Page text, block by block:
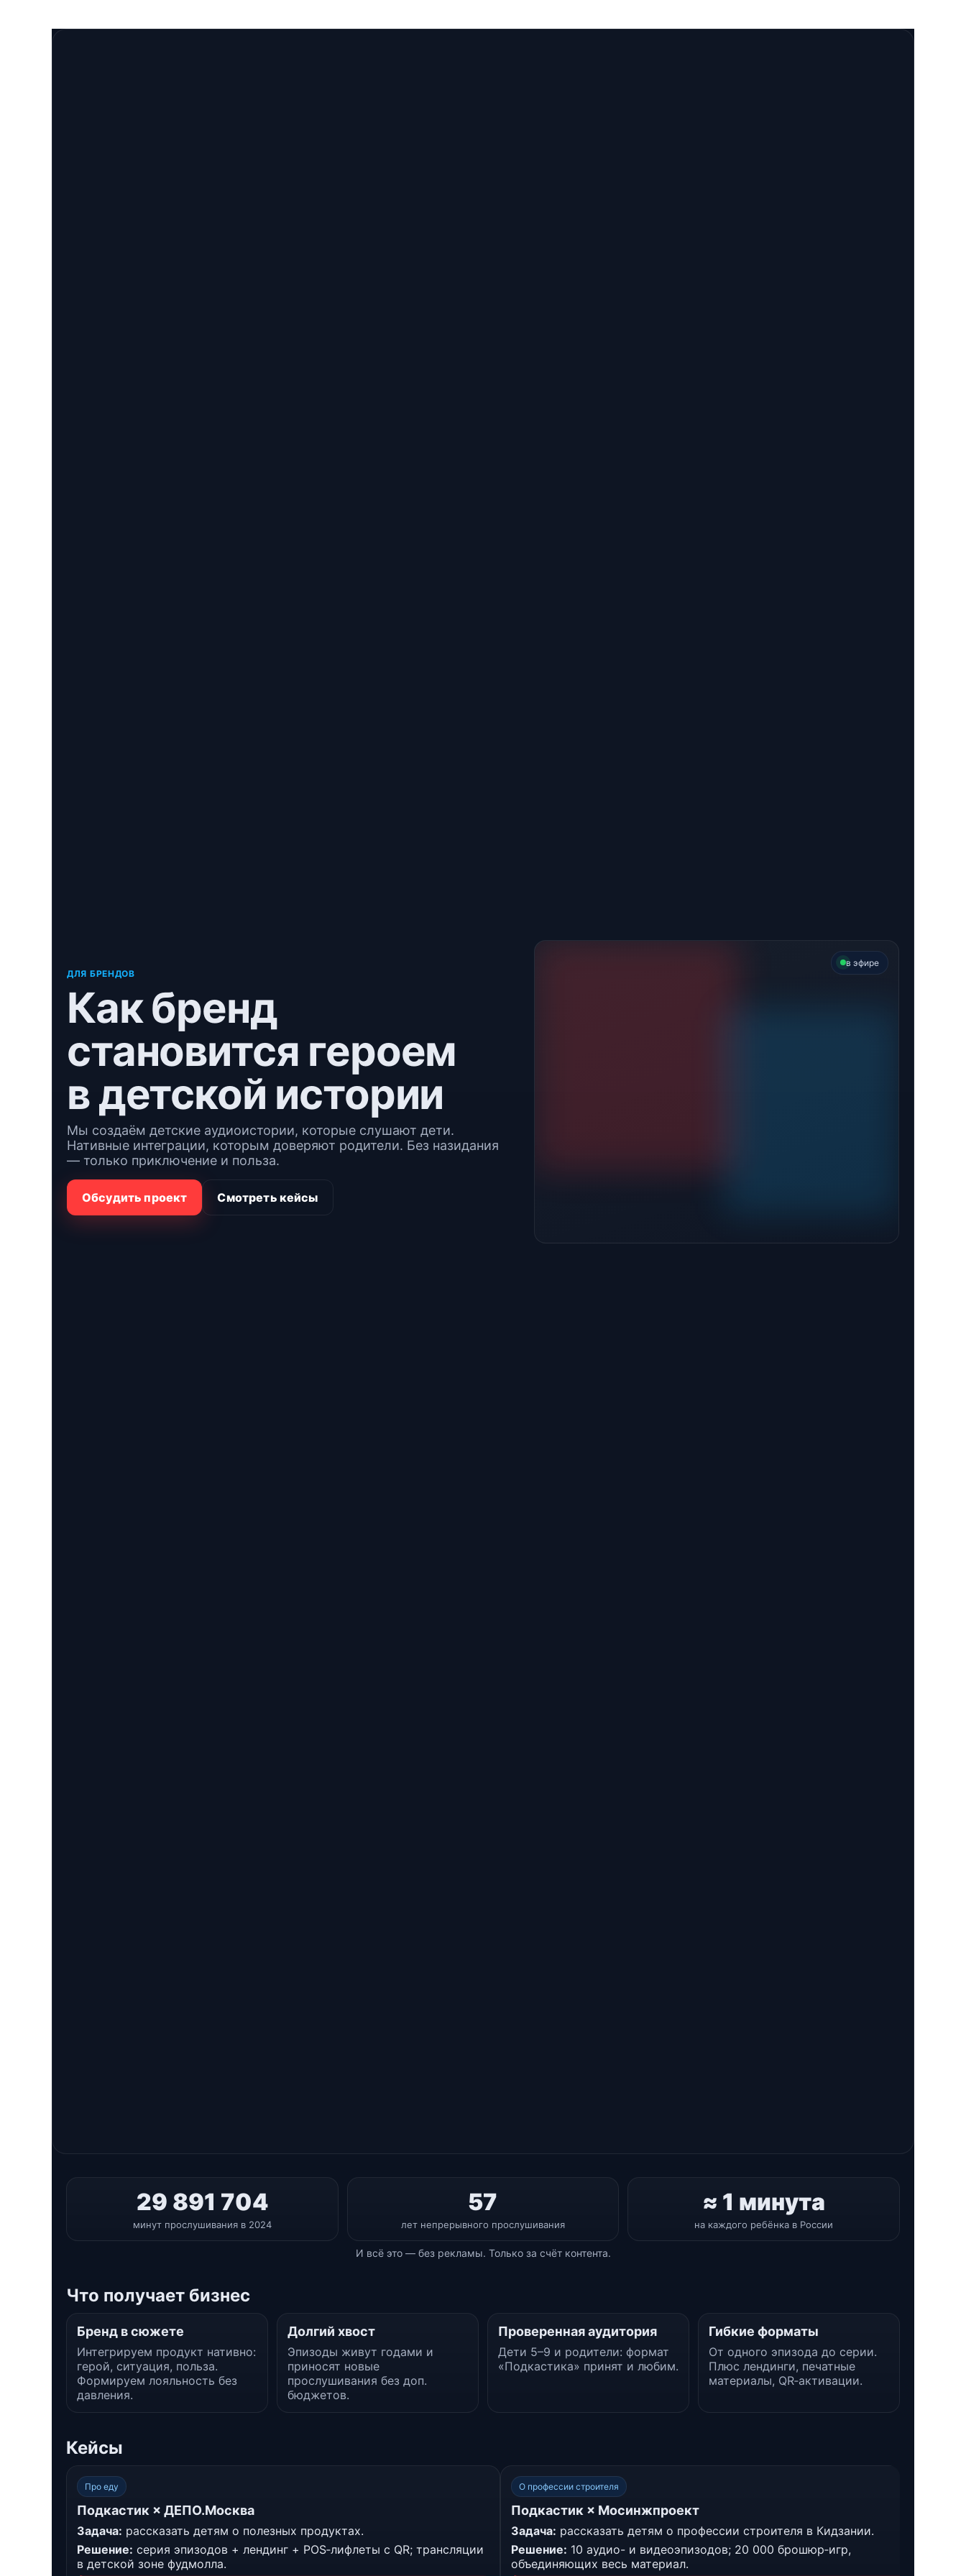
ДЛЯ БРЕНДОВ
Как бренд
становится героем
в детской истории
Мы создаём детские аудиоистории, которые слушают дети.
Нативные интеграции, которым доверяют родители. Без назидания
— только приключение и польза.
Обсудить проект Смотреть кейсы
в эфире
29 891 704
минут прослушивания в 2024
57
лет непрерывного прослушивания
≈ 1 минута
на каждого ребёнка в России
И всё это — без рекламы. Только за счёт контента.
Что получает бизнес
Бренд в сюжете
Интегрируем продукт нативно:
герой, ситуация, польза.
Формируем лояльность без
давления.
Долгий хвост
Эпизоды живут годами и
приносят новые
прослушивания без доп.
бюджетов.
Проверенная аудитория
Дети 5–9 и родители: формат
«Подкастика» принят и любим.
Гибкие форматы
От одного эпизода до серии.
Плюс лендинги, печатные
материалы, QR‑активации.
Кейсы
Про еду
Подкастик × ДЕПО.Москва
Задача: рассказать детям о полезных продуктах.
Решение: серия эпизодов + лендинг + POS‑лифлеты с QR; трансляции
в детской зоне фудмолла.
О профессии строителя
Подкастик × Мосинжпроект
Задача: рассказать детям о профессии строителя в Кидзании.
Решение: 10 аудио- и видеоэпизодов; 20 000 брошюр‑игр,
объединяющих весь материал.